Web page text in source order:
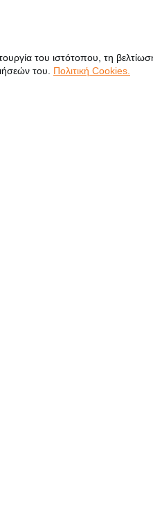
του ιστότοπου, τη
του.
Πολιτική Cookies.